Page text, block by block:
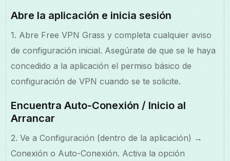
Abre la aplicación e inicia sesión
1. Abre Free VPN Grass y completa cualquier aviso
de configuración inicial. Asegúrate de que se le haya
concedido a la aplicación el permiso básico de
configuración de VPN cuando se te solicite.
Encuentra Auto-Conexión / Inicio al
Arrancar
2. Ve a Configuración (dentro de la aplicación) →
Conexión o Auto-Conexión. Activa la opción